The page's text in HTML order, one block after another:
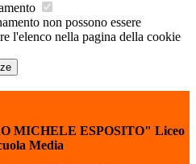
non possono essere
l'elenco nella pagina della cookie
MICHELE ESPOSITO" Liceo
Media